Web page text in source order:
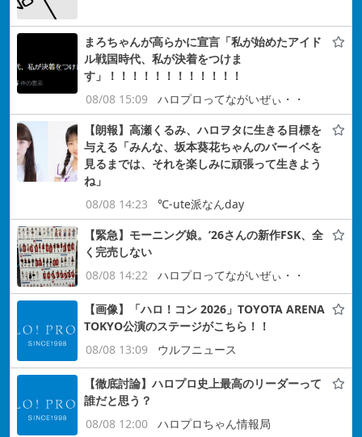
まろちゃんが高らかに宣言「私が始めたアイド
ル戦国時代、私が決着をつけま
す」！！！！！！！！！！！！
08/08 15:09
ハロプロってながいぜぃ・・
【朗報】高瀬くるみ、ハロヲタに生きる目標を
与える「みんな、坂本葵花ちゃんのバーイベを
見るまでは、それを楽しみに頑張って生きよう
ね」
08/08 14:23
℃-ute派なんday
【緊急】モーニング娘。’26さんの新作FSK、全
く完売しない
08/08 14:22
ハロプロってながいぜぃ・・
【画像】「ハロ！コン 2026」TOYOTA ARENA
TOKYO公演のステージがこちら！！
08/08 13:09
ウルフニュース
【徹底討論】ハロプロ史上最高のリーダーって
誰だと思う？
08/08 12:00
ハロプロちゃん情報局